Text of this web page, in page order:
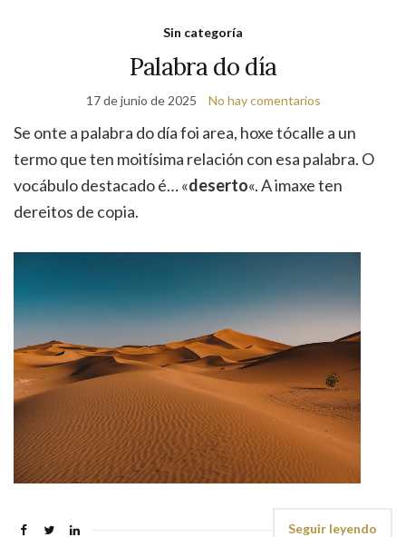
Sin categoría
Palabra do día
17 de junio de 2025 No hay comentarios
Se onte a palabra do día foi area, hoxe tócalle a un
termo que ten moitísima relación con esa palabra. O
vocábulo destacado é… «deserto«. A imaxe ten
dereitos de copia.
Seguir leyendo